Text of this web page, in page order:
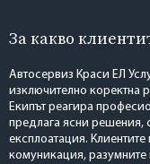
За какво
Автосервиз Краси ЕЛ
изключително коректна
Екипът реагира
предлага ясни решения,
експлоатация.
комуникация, разумните